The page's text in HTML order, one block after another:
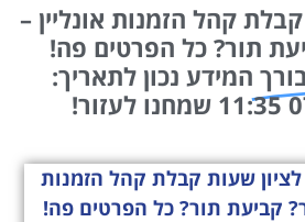
קהל הזמנות אונליין –
תור? כל הפרטים פה!
המידע נכון לתאריך:
שעות קבלת קהל הזמנות
קביעת תור? כל הפרטים פה!